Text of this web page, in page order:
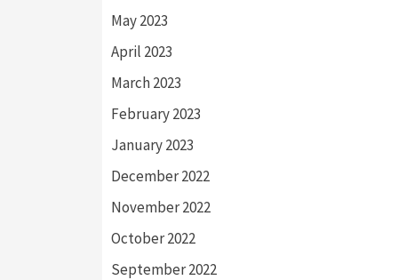
May 2023
April 2023
March 2023
February 2023
January 2023
December 2022
November 2022
October 2022
September 2022